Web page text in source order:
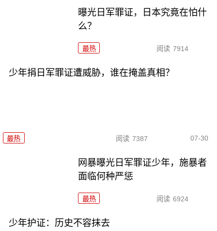
曝光日军罪证，日本究竟在怕什
么？
最热 阅读 7914
少年捐日军罪证遭威胁，谁在掩盖真相？
最热 阅读 7387 07-30
网暴曝光日军罪证少年，施暴者
面临何种严惩
最热 阅读 6924
少年护证：历史不容抹去